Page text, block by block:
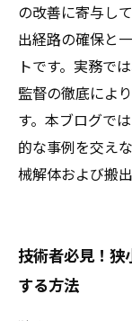
の改善に寄与し
出経路の確保と
トです。実務で
監督の徹底によ
す。本ブログで
的な事例を交え
械解体および搬
技術者必見！狭
する方法